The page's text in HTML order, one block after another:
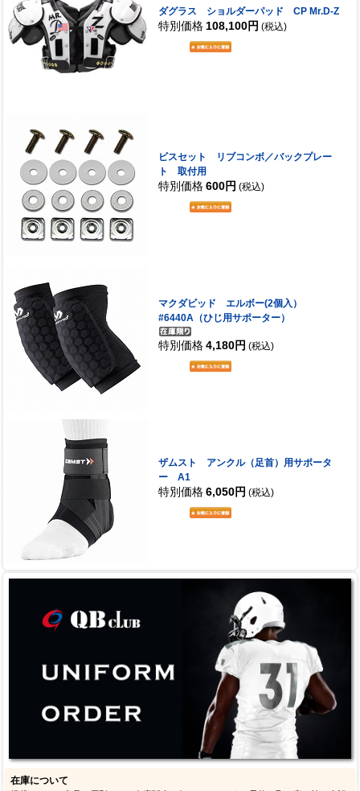
ダグラス ショルダーパッド CP Mr.D-Z
特別価格 108,100円 (税込)
ビスセット リブコンボ／バックプレー
ト 取付用
特別価格 600円 (税込)
マクダビッド エルボー(2個入）
#6440A（ひじ用サポーター）
特別価格 4,180円 (税込)
ザムスト アンクル（足首）用サポータ
ー A1
特別価格 6,050円 (税込)
在庫について